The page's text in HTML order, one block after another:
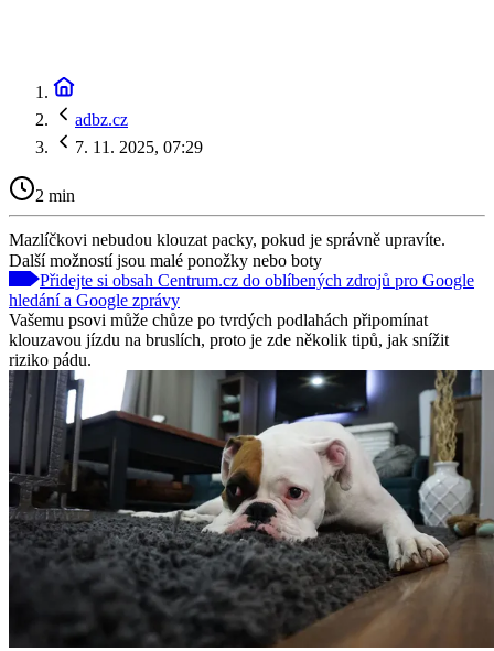
adbz.cz
7. 11. 2025, 07:29
2 min
Mazlíčkovi nebudou klouzat packy, pokud je správně upravíte.
Další možností jsou malé ponožky nebo boty
Přidejte si obsah Centrum.cz do oblíbených zdrojů pro Google
hledání a Google zprávy
Vašemu psovi může chůze po tvrdých podlahách připomínat
klouzavou jízdu na bruslích, proto je zde několik tipů, jak snížit
riziko pádu.